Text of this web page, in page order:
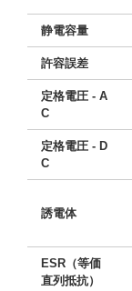
静電容量
許容誤差
定格電圧 - A
C
定格電圧 - D
C
誘電体
ESR（等価
直列抵抗）